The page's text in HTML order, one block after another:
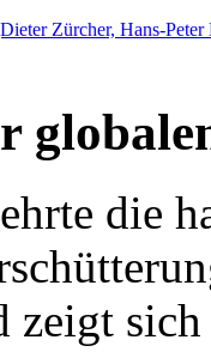
Zürcher, Hans-
die
zeigt